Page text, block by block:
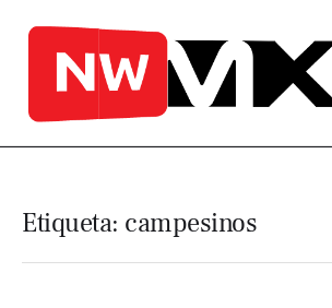
Etiqueta: campesinos